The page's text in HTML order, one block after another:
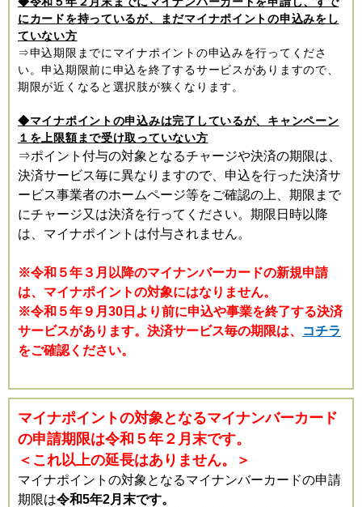
にカードを持っているが、まだマイナポイントの申込みをし
ていない方
⇒申込期限までにマイナポイントの申込みを行ってくださ
い。申込期限前に申込を終了するサービスがありますので、
期限が近くなると選択肢が狭くなります。
◆マイナポイントの申込みは完了しているが、キャンペーン
１を上限額まで受け取っていない方
⇒ポイント付与の対象となるチャージや決済の期限は、
決済サービス毎に異なりますので、申込を行った決済サ
ービス事業者のホームページ等をご確認の上、期限まで
にチャージ又は決済を行ってください。期限日時以降
は、マイナポイントは付与されません。
※令和５年３月以降のマイナンバーカードの新規申請
は、マイナポイントの対象にはなりません。
※令和５年９月30日より前に申込や事業を終了する決済
サービスがあります。決済サービス毎の期限は、
コチラ
をご確認ください。
マイナポイントの対象となるマイナンバーカード
の申請期限は令和５年２月末です。
＜これ以上の延長はありません。＞
マイナポイントの対象となるマイナンバーカードの申請
期限は令和5年2月末です。